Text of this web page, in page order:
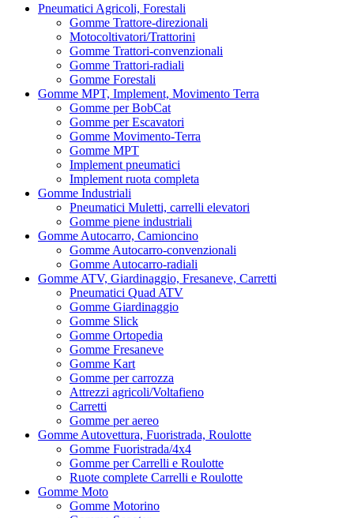
Pneumatici Agricoli, Forestali
Gomme Trattore-direzionali
Motocoltivatori/Trattorini
Gomme Trattori-convenzionali
Gomme Trattori-radiali
Gomme Forestali
Gomme MPT, Implement, Movimento Terra
Gomme per BobCat
Gomme per Escavatori
Gomme Movimento-Terra
Gomme MPT
Implement pneumatici
Implement ruota completa
Gomme Industriali
Pneumatici Muletti, carrelli elevatori
Gomme piene industriali
Gomme Autocarro, Camioncino
Gomme Autocarro-convenzionali
Gomme Autocarro-radiali
Gomme ATV, Giardinaggio, Fresaneve, Carretti
Pneumatici Quad ATV
Gomme Giardinaggio
Gomme Slick
Gomme Ortopedia
Gomme Fresaneve
Gomme Kart
Gomme per carrozza
Attrezzi agricoli/Voltafieno
Carretti
Gomme per aereo
Gomme Autovettura, Fuoristrada, Roulotte
Gomme Fuoristrada/4x4
Gomme per Carrelli e Roulotte
Ruote complete Carrelli e Roulotte
Gomme Moto
Gomme Motorino